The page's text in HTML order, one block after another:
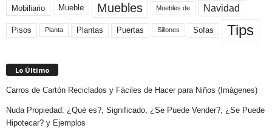
Mobiliario Mueble Muebles Muebles de Navidad
Pisos Planta Plantas Puertas Sillones Sofas Tips
Lo Último
Carros de Cartón Reciclados y Fáciles de Hacer para Niños (Imágenes)
Nuda Propiedad: ¿Qué es?, Significado, ¿Se Puede Vender?, ¿Se Puede
Hipotecar? y Ejemplos